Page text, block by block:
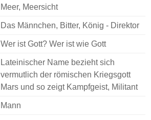
Meer, Meersicht
Das Männchen, Bitter, König - Direktor
Wer ist Gott? Wer ist wie Gott
Lateinischer Name bezieht sich
vermutlich der römischen Kriegsgott
Mars und so zeigt Kampfgeist, Militant
Mann